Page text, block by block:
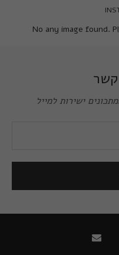
No any image found.
ישירות למייל